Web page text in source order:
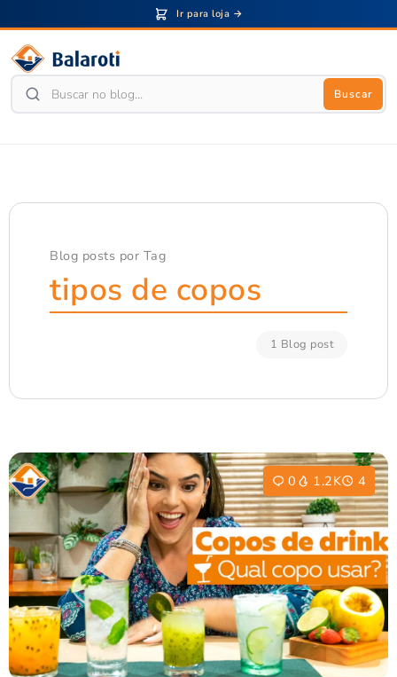
Ir para loja →
Buscar
Blog posts por Tag
tipos de copos
1 Blog post
0 1.2K 4